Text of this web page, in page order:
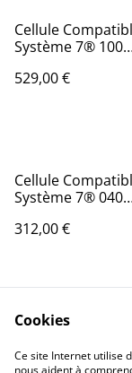
Cellule
Système 7® 100
529,00 €
Cellule
Système 7® 040
312,00 €
Cookies
Ce site Internet utilise
nous aident à